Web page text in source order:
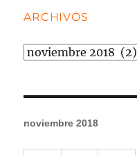
ARCHIVOS
Archivos
noviembre 2018